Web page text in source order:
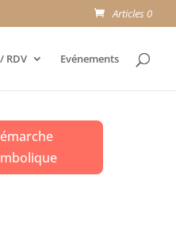
Articles 0
RDV Evénements